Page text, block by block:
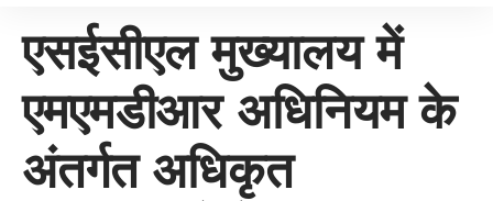
एसईसीएल मुख्यालय में
एमएमडीआर अधिनियम के
अंतर्गत अधिकृत